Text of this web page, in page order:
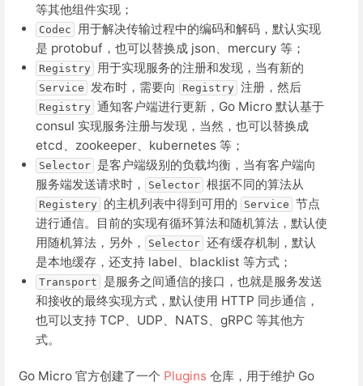
等其他组件实现；
Codec
用于解决传输过程中的编码和解码，默认实现
是 protobuf，也可以替换成 json、mercury 等；
Registry 用于实现服务的注册和发现，当有新的
Service 发布时，需要向 Registry 注册，然后
Registry 通知客户端进行更新，Go Micro 默认基于
consul 实现服务注册与发现，当然，也可以替换成
etcd、zookeeper、kubernetes 等；
Selector
是客户端级别的负载均衡，当有客户端向
服务端发送请求时，
Selector 根据不同的算法从
Registery 的主机列表中得到可用的 Service 节点
进行通信。目前的实现有循环算法和随机算法，默认使
用随机算法，另外，
Selector 还有缓存机制，默认
是本地缓存，还支持 label、blacklist 等方式；
Transport
是服务之间通信的接口，也就是服务发送
和接收的最终实现方式，默认使用 HTTP 同步通信，
也可以支持 TCP、UDP、NATS、gRPC 等其他方
式。
Go Micro 官方创建了一个 Plugins 仓库，用于维护 Go